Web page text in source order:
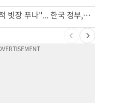
"65세 복수국적 빗장 푸나"... 한국 정부, 연령 완화 전면 추진